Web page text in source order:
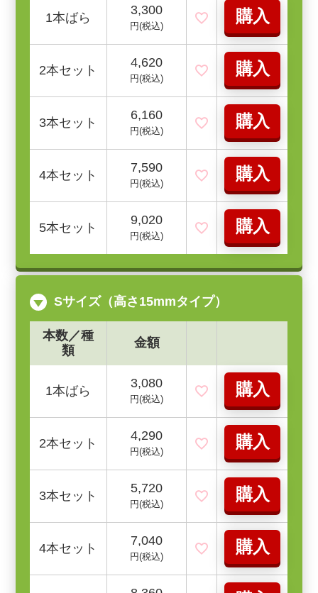
1本ばら
3,300
円(税込)
購入
2本セット
4,620
円(税込)
購入
3本セット
6,160
円(税込)
購入
4本セット
7,590
円(税込)
購入
5本セット
9,020
円(税込)
購入
Sサイズ（高さ15mmタイプ）
本数／種
類
金額
1本ばら
3,080
円(税込)
購入
2本セット
4,290
円(税込)
購入
3本セット
5,720
円(税込)
購入
4本セット
7,040
円(税込)
購入